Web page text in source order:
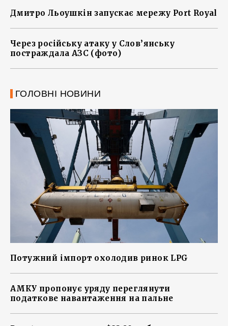
Дмитро Льоушкін запускає мережу Port Royal
Через російську атаку у Слов’янську
постраждала АЗС (фото)
ГОЛОВНІ НОВИНИ
Потужний імпорт охолодив ринок LPG
АМКУ пропонує уряду переглянути
податкове навантаження на пальне